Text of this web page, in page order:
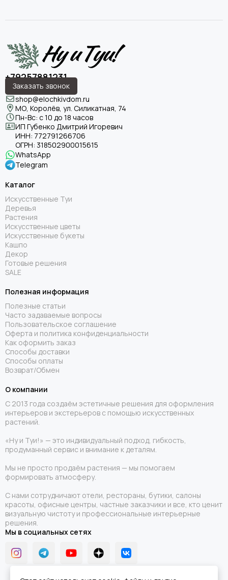
+79257881231
Заказать звонок
shop@elochkivdom.ru
МО, Королёв, ул. Силикатная, 74
Пн-Вс: с 10 до 18 часов
ИП Губенко Дмитрий Игоревич
ИНН: 772791266706
ОГРН: 318502900015615
WhatsApp
Telegram
Каталог
Искусственные Туи
Деревья
Растения
Искусственные цветы
Искусственные букеты
Кашпо
Декор
Готовые решения
SALE
Полезная информация
Полезные статьи
Часто задаваемые вопросы
Пользовательское соглашение
Оферта и политика конфиденциальности
Как оформить заказ
Способы доставки
Способы оплаты
Возврат/Обмен
О компании
С 2013 года создаём эстетичные решения для оформления
интерьеров и экстерьеров с помощью искусственных
растений.
«Ну и Туи!» — это индивидуальный подход, гибкость,
продуманный сервис и внимание к деталям.
Мы не просто продаём растения — мы помогаем
формировать атмосферу.
С нами сотрудничают отели, рестораны, бутики, салоны
красоты, офисные центры, частные заказчики и все, кто ценит
визуальную чистоту и профессиональные интерьерные
решения.
Мы в социальных сетях